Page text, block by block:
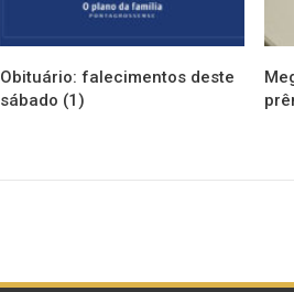
Obituário: falecimentos deste
sábado (1)